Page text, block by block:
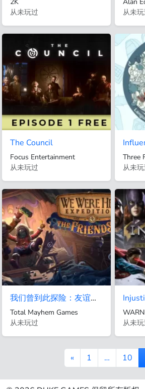
从未玩过
从未
The Council
Focus Entertainment
从未玩过
Three
从未
我们曾到此探险：友谊考验 - 友谊考验
Total Mayhem Games
从未玩过
从未
« 1 … 10